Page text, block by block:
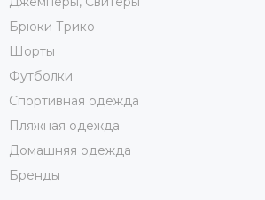
Брюки Трико
Шорты
Футболки
Спортивная одежда
Пляжная одежда
Домашняя одежда
Бренды